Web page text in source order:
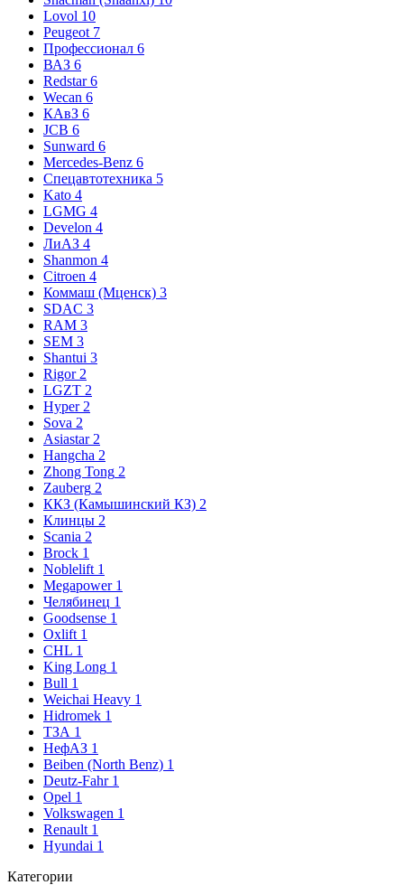
Lovol 10
Peugeot 7
Профессионал 6
ВАЗ 6
Redstar 6
Wecan 6
КАвЗ 6
JCB 6
Sunward 6
Mercedes-Benz 6
Спецавтотехника 5
Kato 4
LGMG 4
Develon 4
ЛиАЗ 4
Shanmon 4
Citroen 4
Коммаш (Мценск) 3
SDAC 3
RAM 3
SEM 3
Shantui 3
Rigor 2
LGZT 2
Hyper 2
Sova 2
Asiastar 2
Hangcha 2
Zhong Tong 2
Zauberg 2
ККЗ (Камышинский КЗ) 2
Клинцы 2
Scania 2
Brock 1
Noblelift 1
Megapower 1
Челябинец 1
Goodsense 1
Oxlift 1
CHL 1
King Long 1
Bull 1
Weichai Heavy 1
Hidromek 1
ТЗА 1
НефАЗ 1
Beiben (North Benz) 1
Deutz-Fahr 1
Opel 1
Volkswagen 1
Renault 1
Hyundai 1
Категории